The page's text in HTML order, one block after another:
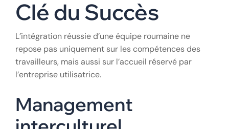
normes de décence strictes. Un ouvrier bien logé est
un ouvrier productif et engagé.
VII. L’Adaptabilité
des Entreprises :
Clé du Succès
L’intégration réussie d’une équipe roumaine ne